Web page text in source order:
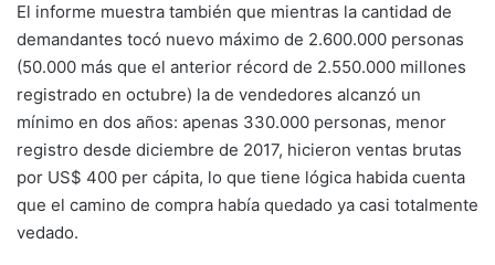
El informe muestra también que mientras la cantidad de
demandantes tocó nuevo máximo de 2.600.000 personas
(50.000 más que el anterior récord de 2.550.000 millones
registrado en octubre) la de vendedores alcanzó un
mínimo en dos años: apenas 330.000 personas, menor
registro desde diciembre de 2017, hicieron ventas brutas
por US$ 400 per cápita, lo que tiene lógica habida cuenta
que el camino de compra había quedado ya casi totalmente
vedado.